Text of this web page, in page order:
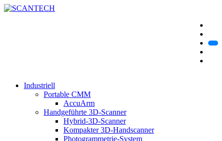
Industriell
Portable CMM
AccuArm
Handgeführte 3D-Scanner
Hybrid-3D-Scanner
Kompakter 3D-Handscanner
Photogrammetrie-System